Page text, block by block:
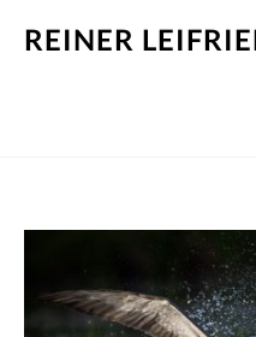
REINER